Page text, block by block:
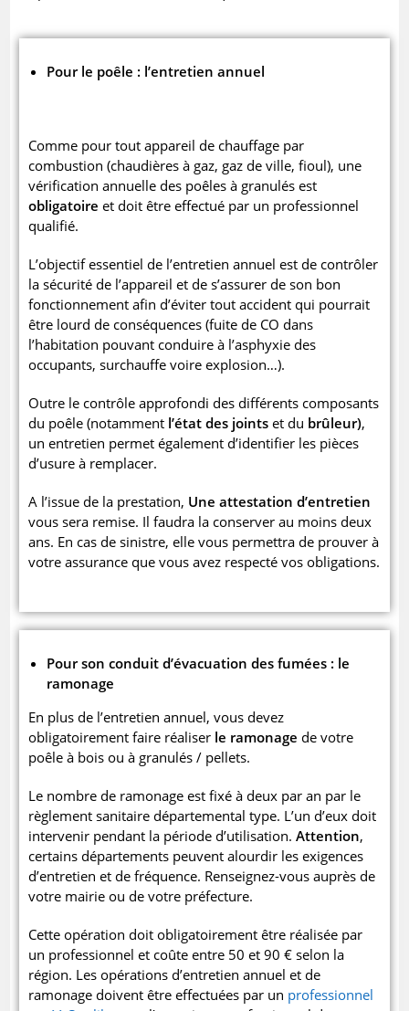
Pour le poêle : l’entretien annuel
Comme pour tout appareil de chauffage par
combustion (chaudières à gaz, gaz de ville, fioul), une
vérification annuelle des poêles à granulés est
obligatoireet doit être effectué par un professionnel
qualifié.
L’objectif essentiel de l’entretien annuel est de contrôler
la sécurité de l’appareil et de s’assurer de son bon
fonctionnement afin d’éviter tout accident qui pourrait
être lourd de conséquences (fuite de CO dans
l’habitation pouvant conduire à l’asphyxie des
occupants, surchauffe voire explosion…).
Outre le contrôle approfondi des différents composants
du poêle (notamment l’état des joints et du brûleur),
un entretien permet également d’identifier les pièces
d’usure à remplacer.
A l’issue de la prestation, Une attestation d’entretien
vous sera remise. Il faudra la conserver au moins deux
ans. En cas de sinistre, elle vous permettra de prouver à
votre assurance que vous avez respecté vos obligations.
Pour son conduit d’évacuation des fumées : le
ramonage
En plus de l’entretien annuel, vous devez
obligatoirement faire réaliser le ramonage de votre
poêle à bois ou à granulés / pellets.
Le nombre de ramonage est fixé à deux par an par le
règlement sanitaire départemental type. L’un d’eux doit
intervenir pendant la période d’utilisation.Attention,
certains départements peuvent alourdir les exigences
d’entretien et de fréquence. Renseignez-vous auprès de
votre mairie ou de votre préfecture.
Cette opération doit obligatoirement être réalisée par
un professionnel et coûte entre 50 et 90 € selon la
région. Les opérations d’entretien annuel et de
ramonage doivent être effectuées par un professionnel